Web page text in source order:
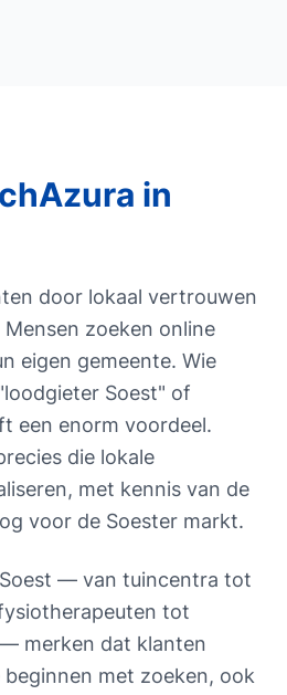
in
door lokaal vertrouwen
zoeken online
eigen gemeente. Wie
Soest" of
een enorm voordeel.
die lokale
met kennis van de
voor de Soester markt.
— van tuincentra tot
tot
merken dat klanten
met zoeken, ook